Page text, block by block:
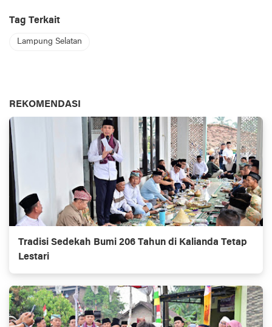
Tag Terkait
Lampung Selatan
REKOMENDASI
Tradisi Sedekah Bumi 206 Tahun di Kalianda Tetap
Lestari